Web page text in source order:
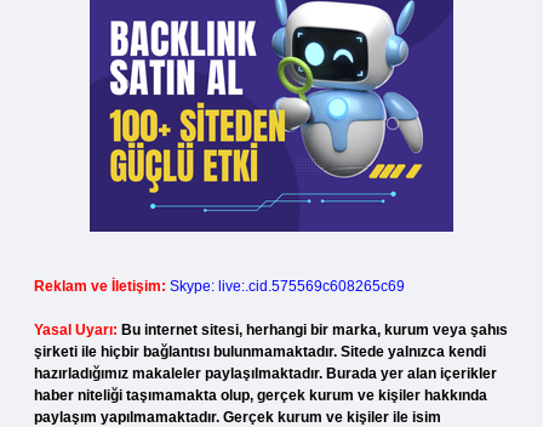
Reklam ve İletişim: Skype: live:.cid.575569c608265c69
Yasal Uyarı: Bu internet sitesi, herhangi bir marka, kurum veya şahıs
şirketi ile hiçbir bağlantısı bulunmamaktadır. Sitede yalnızca kendi
hazırladığımız makaleler paylaşılmaktadır. Burada yer alan içerikler
haber niteliği taşımamakta olup, gerçek kurum ve kişiler hakkında
paylaşım yapılmamaktadır. Gerçek kurum ve kişiler ile isim